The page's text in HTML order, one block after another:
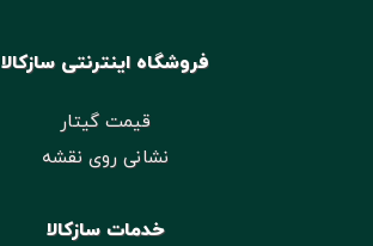
فروشگاه اینترنتی سازکالا
قیمت گیتار
نشانی روی نقشه
خدمات سازکالا